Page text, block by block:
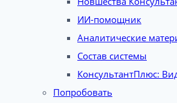
ИИ-помощник
Аналитические
Состав системы
КонсультантПлюс:
Попробовать